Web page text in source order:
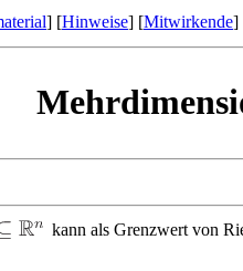
] [Hinweise] [Mitwirkende]
kann als Grenzwert von